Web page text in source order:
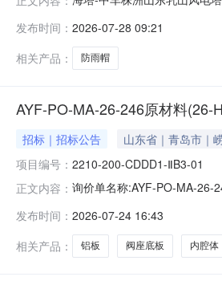
基数价差(0)竞价结果是否公
发布时间： 2026-07-28 09:21
相关产品：
防雨帽
AYF-PO-MA-26-246原材料(26-
招标｜招标公告 山东省｜青岛市｜
项目编号： 2210-200-CDDD1-ⅡB3-01
正文内容： 询价单名称:AYF-PO-MA-26-
箱:gon********@*******.com收
发布时间： 2026-07-24 16:43
相关产品：
铝板 阀座底板 内腔体